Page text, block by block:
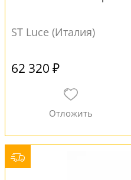
ST Luce (Италия)
62 320 ₽